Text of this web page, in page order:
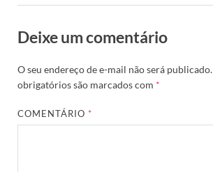
Deixe um comentário
O seu endereço de e-mail não será publicado.
obrigatórios são marcados com *
COMENTÁRIO*